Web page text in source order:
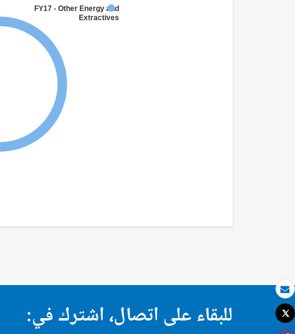
بريد الكتروني
طباعة
Tweet
FY17 - Other Energy and
Extractives
للبقاء على اتصال، اشترك في: